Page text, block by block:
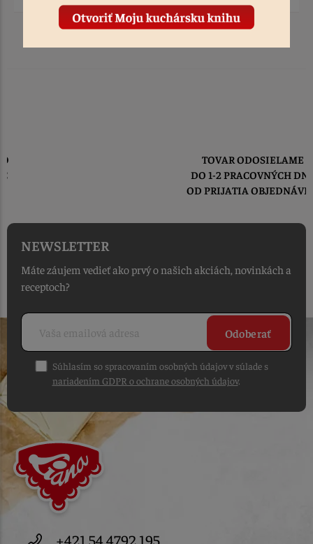
TOVAR ODOSIELAME
DO 1-2 PRACOVNÝCH DNÍ
OD PRIJATIA OBJEDNÁVKY
NEWSLETTER
Máte záujem vedieť ako prvý o našich akciách, novinkách a
receptoch?
Odoberať
Súhlasím so spracovaním osobných údajov v súlade s
nariadením GDPR o ochrane osobných údajov.
+421 54 4792 195